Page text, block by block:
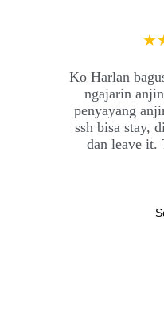
Ko Harlan
ngajarin
penyayang
ssh bisa stay,
dan leave it.